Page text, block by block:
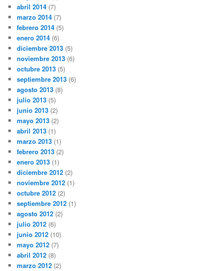
abril 2014 (7)
marzo 2014 (7)
febrero 2014 (5)
enero 2014 (6)
diciembre 2013 (5)
noviembre 2013 (6)
octubre 2013 (5)
septiembre 2013 (6)
agosto 2013 (8)
julio 2013 (5)
junio 2013 (2)
mayo 2013 (2)
abril 2013 (1)
marzo 2013 (1)
febrero 2013 (2)
enero 2013 (1)
diciembre 2012 (2)
noviembre 2012 (1)
octubre 2012 (2)
septiembre 2012 (1)
agosto 2012 (2)
julio 2012 (6)
junio 2012 (10)
mayo 2012 (7)
abril 2012 (8)
marzo 2012 (2)